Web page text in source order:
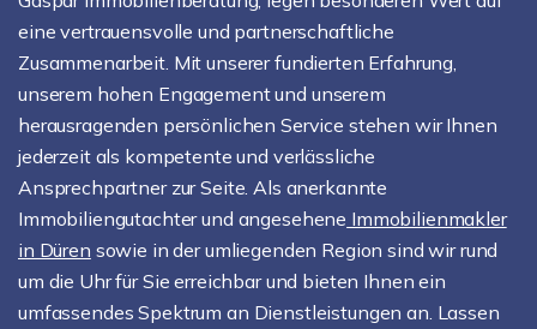
eine vertrauensvolle und partnerschaftliche
Zusammenarbeit. Mit unserer fundierten Erfahrung,
unserem hohen Engagement und unserem
herausragenden persönlichen Service stehen wir Ihnen
jederzeit als kompetente und verlässliche
Ansprechpartner zur Seite. Als anerkannte
Immobiliengutachter und angesehene Immobilienmakler
in Düren sowie in der umliegenden Region sind wir rund
um die Uhr für Sie erreichbar und bieten Ihnen ein
umfassendes Spektrum an Dienstleistungen an. Lassen